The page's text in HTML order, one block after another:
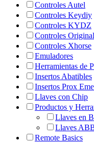
Controles Autel
Controles Keydiy
Controles KYDZ
Controles
Controles Xhorse
Emuladores
Herramientas de
Insertos Abatibles
Insertos Prox
Llaves con Chip
Productos y
Llaves en
Llaves
Remote Basics